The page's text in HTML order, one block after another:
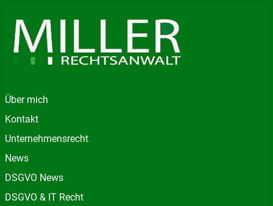
Über mich
Kontakt
Unternehmensrecht
News
DSGVO News
DSGVO & IT Recht